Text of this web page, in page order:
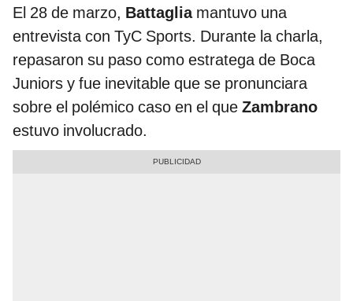
El 28 de marzo, Battaglia mantuvo una
entrevista con TyC Sports. Durante la charla,
repasaron su paso como estratega de Boca
Juniors y fue inevitable que se pronunciara
sobre el polémico caso en el que Zambrano
estuvo involucrado.